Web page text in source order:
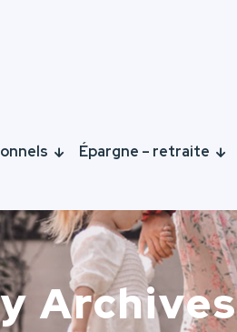
Épargne – retraite